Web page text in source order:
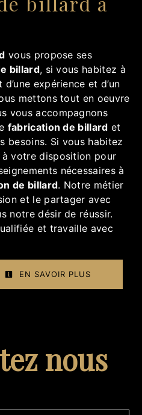
vous propose ses
billard, si vous habitez à
expérience et d’un
mettons tout en oeuvre
vous accompagnons
fabrication de billard et
besoins. Si vous habitez
à votre disposition pour
nécessaires à
de billard. Notre métier
et le partager avec
notre désir de réussir.
et travaille avec
EN SAVOIR PLUS
nous